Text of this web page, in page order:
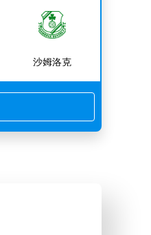
沙姆洛克